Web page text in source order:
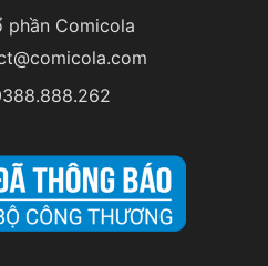
phần Comicola